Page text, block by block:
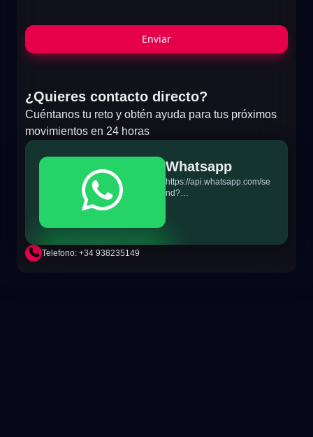
Enviar
¿Quieres contacto directo?
Cuéntanos tu reto y obtén ayuda para tus próximos
movimientos en 24 horas
Whatsapp
https://api.whatsapp.com/se
nd?
Telefono: +34 938235149